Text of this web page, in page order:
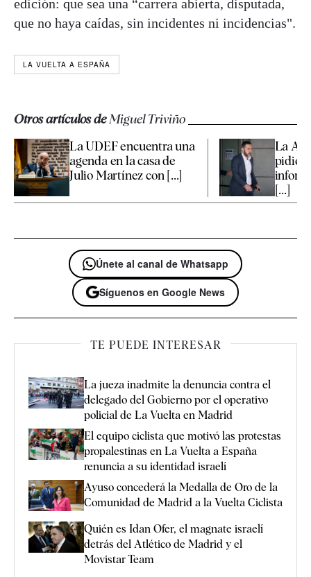
edición: que sea una “carrera abierta, disputada,
que no haya caídas, sin incidentes ni incidencias".
LA VUELTA A ESPAÑA
Otros artículos deMiguel Triviño
La UDEF encuentra una
agenda en la casa de
Julio Martínez con [...]
La
pidió
[...]
Únete al canal de Whatsapp
Síguenos en Google News
TE PUEDE INTERESAR
La jueza inadmite la denuncia contra el
delegado del Gobierno por el operativo
policial de La Vuelta en Madrid
El equipo ciclista que motivó las protestas
propalestinas en La Vuelta a España
renuncia a su identidad israelí
Ayuso concederá la Medalla de Oro de la
Comunidad de Madrid a la Vuelta Ciclista
Quién es Idan Ofer, el magnate israelí
detrás del Atlético de Madrid y el
Movistar Team